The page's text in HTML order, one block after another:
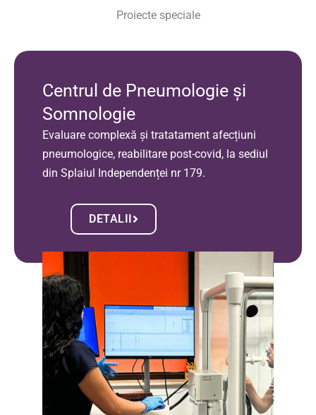
Proiecte speciale
Centrul de Pneumologie și
Somnologie
Evaluare complexă și tratatament afecțiuni
pneumologice, reabilitare post-covid, la sediul
din Splaiul Independenței nr 179.
DETALII